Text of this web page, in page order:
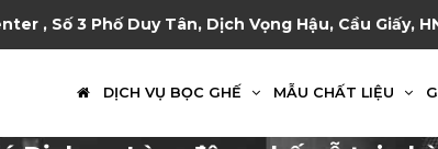
, Số 3 Phố Duy Tân, Dịch Vọng Hậu, Cầu Giấy,
DỊCH VỤ BỌC GHẾ MẪU CHẤT LIỆU